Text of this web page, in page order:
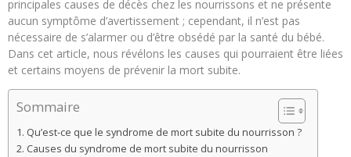
principales causes de décès chez les nourrissons et ne présente
aucun symptôme d’avertissement ; cependant, il n’est pas
nécessaire de s’alarmer ou d’être obsédé par la santé du bébé.
Dans cet article, nous révélons les causes qui pourraient être liées
et certains moyens de prévenir la mort subite.
Sommaire
Qu’est-ce que le syndrome de mort subite du nourrisson ?
Causes du syndrome de mort subite du nourrisson